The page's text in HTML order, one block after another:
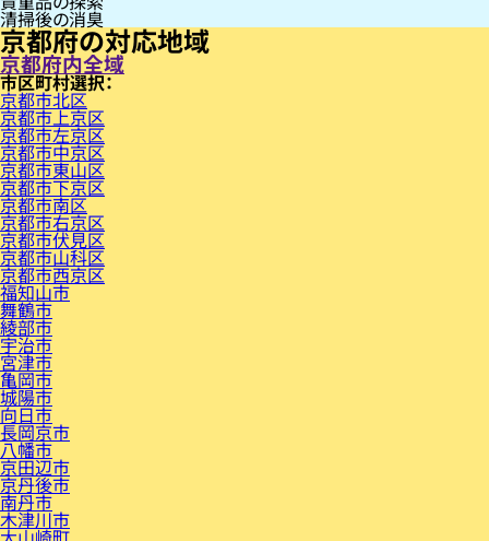
清掃後の消臭
京都府の対応地域
京都府内全域
市区町村
京都市北区
京都市上京区
京都市左京区
京都市中京区
京都市東山区
京都市下京区
京都市南区
京都市右京区
京都市伏見区
京都市山科区
京都市西京区
福知山市
舞鶴市
綾部市
宇治市
宮津市
亀岡市
城陽市
向日市
長岡京市
八幡市
京田辺市
京丹後市
南丹市
木津川市